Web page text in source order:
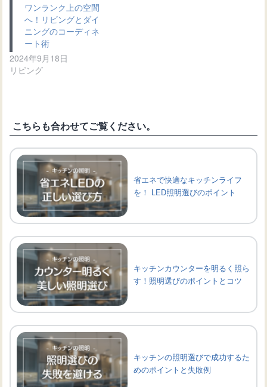
ワンランク上の空間
へ！リビングとダイ
ニングのコーディネ
ート術
2024年9月18日
リビング
こちらも合わせてご覧ください。
省エネで快適なキッチンライフ
を！ LED照明選びのポイント
キッチンカウンターを明るく照ら
す！照明選びのポイントとコツ
キッチンの照明選びで成功するた
めのポイントと失敗例